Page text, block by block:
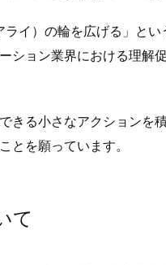
イ）の輪を広げる」とい
ション業界における理解
きる小さなアクションを
とを願っています。
て